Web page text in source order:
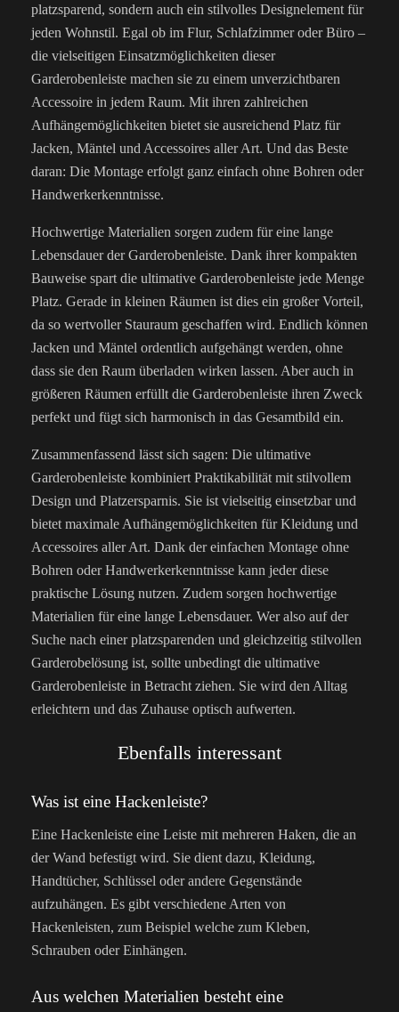
platzsparend, sondern auch ein stilvolles Designelement für
jeden Wohnstil. Egal ob im Flur, Schlafzimmer oder Büro –
die vielseitigen Einsatzmöglichkeiten dieser
Garderobenleiste machen sie zu einem unverzichtbaren
Accessoire in jedem Raum. Mit ihren zahlreichen
Aufhängemöglichkeiten bietet sie ausreichend Platz für
Jacken, Mäntel und Accessoires aller Art. Und das Beste
daran: Die Montage erfolgt ganz einfach ohne Bohren oder
Handwerkerkenntnisse.
Hochwertige Materialien sorgen zudem für eine lange
Lebensdauer der Garderobenleiste. Dank ihrer kompakten
Bauweise spart die ultimative Garderobenleiste jede Menge
Platz. Gerade in kleinen Räumen ist dies ein großer Vorteil,
da so wertvoller Stauraum geschaffen wird. Endlich können
Jacken und Mäntel ordentlich aufgehängt werden, ohne
dass sie den Raum überladen wirken lassen. Aber auch in
größeren Räumen erfüllt die Garderobenleiste ihren Zweck
perfekt und fügt sich harmonisch in das Gesamtbild ein.
Zusammenfassend lässt sich sagen: Die ultimative
Garderobenleiste kombiniert Praktikabilität mit stilvollem
Design und Platzersparnis. Sie ist vielseitig einsetzbar und
bietet maximale Aufhängemöglichkeiten für Kleidung und
Accessoires aller Art. Dank der einfachen Montage ohne
Bohren oder Handwerkerkenntnisse kann jeder diese
praktische Lösung nutzen. Zudem sorgen hochwertige
Materialien für eine lange Lebensdauer. Wer also auf der
Suche nach einer platzsparenden und gleichzeitig stilvollen
Garderobelösung ist, sollte unbedingt die ultimative
Garderobenleiste in Betracht ziehen. Sie wird den Alltag
erleichtern und das Zuhause optisch aufwerten.
Ebenfalls interessant
Was ist eine Hackenleiste?
Eine Hackenleiste eine Leiste mit mehreren Haken, die an
der Wand befestigt wird. Sie dient dazu, Kleidung,
Handtücher, Schlüssel oder andere Gegenstände
aufzuhängen. Es gibt verschiedene Arten von
Hackenleisten, zum Beispiel welche zum Kleben,
Schrauben oder Einhängen.
Aus welchen Materialien besteht eine